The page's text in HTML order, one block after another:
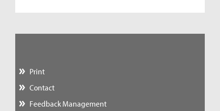
Print
Contact
Feedback Management